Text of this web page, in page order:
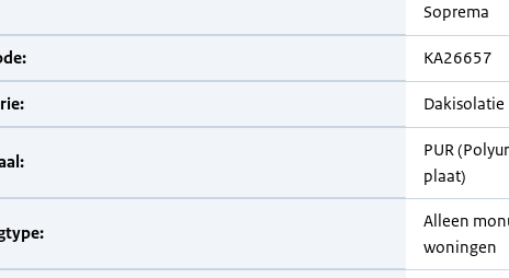
Soprema
KA26657
Dakisolatie
PUR
plaat)
Alleen
woningen